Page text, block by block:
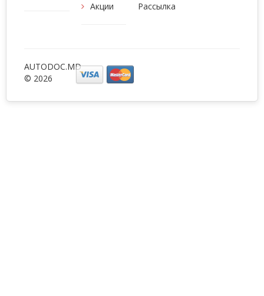
Акции
Рассылка
AUTODOC.MD
© 2026